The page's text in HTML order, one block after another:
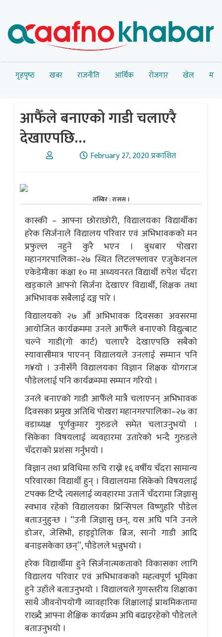
गृहपृष्‍ठ खबर राजनीति आर्थिक रोजगार खेल
आफैँले बनाएको गाडी चलाएरै
देखाएपछि…
February 27, 2020 प्रकाशित
तस्बिर : रासस ।
कास्की – आफ्ना छोराछोरी, विद्यालयका विद्यार्थीका
हरेक सिर्जनाले विद्यालय परिवार एवं अभिभावकको मन
प्रफुल्ल नहुने कुरै भएन । बुधबार पोखरा
महानगरपालिका–२७ स्थित लिटलफ्लावर एजुकेशनल
एकेडेमीका कक्षा १० मा अध्ययनरत विद्यार्थी रुपेश चँदरा
खड्काले आफ्नो सिर्जना देखाएर विद्यार्थी, शिक्षक तथा
अभिभावक सबैलाई दङ्ग पारे ।
विद्यालयको २७ औँ अभिभावक दिवसका अवसरमा
आयोजित कार्यक्रममा उनले आफैँले बनाएको विद्युत्बाट
चल्ने गाडी(गो कार्ट) चलाएरै देखाएपछि सबैको
स्यावासीमात्र पाएनन् विद्यालयले उनलाई सम्मान पनि
ग¥यो । उनीसँगै विद्यालयका विज्ञान शिक्षक योगराज
पौडेललाई पनि कार्यक्रममा सम्मान गरियो ।
उनले बनाएको गाडी आफैँले मात्रै चलाएनन् अभिभावक
दिवसका प्रमुख अतिथि पोखरा महानगरपालिका–२७ का
वडाध्यक्ष पूर्णकुमार गुरुङले समेत चलाउनुभयो ।
सिकेका विषयलाई व्यवहारमा उतारेको भन्दै गुरुङले
चँदराको प्रशंसा गर्नुभयो ।
विज्ञान तथा प्रविधिमा रुचि राख्ने १६ वर्षीय चँदरा सामान्य
परिवारका विद्यार्थी हुन् । विद्यालयमा सिकेको विषयलाई
टपक्क टिप्दै त्यसलाई व्यवहारमा उतार्ने चँदरामा जिज्ञासु
स्वभाव रहेको विद्यालयका प्रिन्सिपल विष्णुहरि पौडेल
बताउनुहुन्छ । “उनी जिज्ञासु छन्, यस अघि पनि उनले
डोजर, जेसिभी, हाइड्रोलिक ब्रिज, सानो गाडी आदि
बनाइसकेका छन्”, पौडेलले भन्नुभयो ।
हरेक विद्यार्थीमा हुने सिर्जनात्मकताको विकासका लागि
विद्यालय परिवार एवं अभिभावकको महत्वपूर्ण भूमिका
हुने उहाँले बताउनुभयो । विद्यालयले गुणस्तरीय शिक्षाका
साथै जीवनोपयोगी व्यावहारिक शिक्षालाई प्राथमिकतामा
राख्दै आफ्ना शैक्षिक कार्यक्रम अघि बढाइरहेको पौडेलले
बताउनुभयो ।